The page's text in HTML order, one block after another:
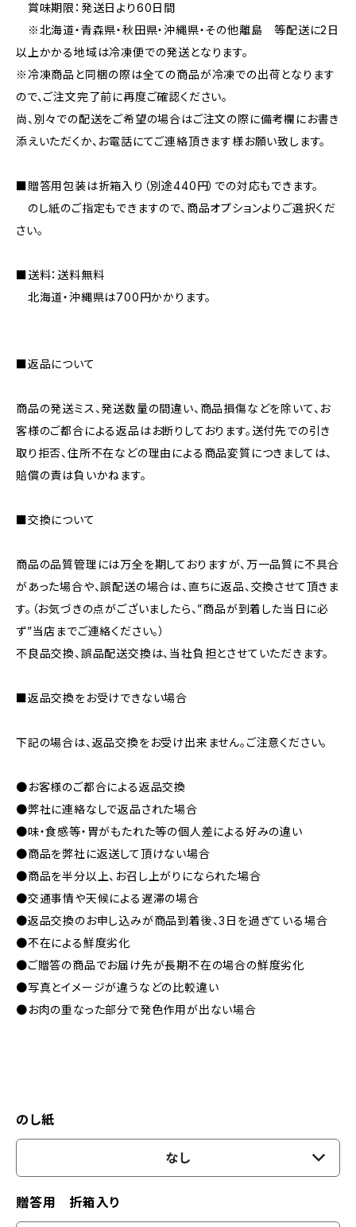
賞味期限：発送日より60日間
※北海道・青森県・秋田県・沖縄県・その他離島 等配送に2日
以上かかる地域は冷凍便での発送となります。
※冷凍商品と同梱の際は全ての商品が冷凍での出荷となります
ので、ご注文完了前に再度ご確認ください。
尚、別々での配送をご希望の場合はご注文の際に備考欄にお書き
添えいただくか、お電話にてご連絡頂きます様お願い致します。
■贈答用包装は折箱入り（別途440円）での対応もできます。
のし紙のご指定もできますので、商品オプションよりご選択くだ
さい。
■送料：送料無料
北海道・沖縄県は700円かかります。
■返品について
商品の発送ミス、発送数量の間違い、商品損傷などを除いて、お
客様のご都合による返品はお断りしております。送付先での引き
取り拒否、住所不在などの理由による商品変質につきましては、
賠償の責は負いかねます。
■交換について
商品の品質管理には万全を期しておりますが、万一品質に不具合
があった場合や、誤配送の場合は、直ちに返品、交換させて頂きま
す。（お気づきの点がございましたら、”商品が到着した当日に必
ず”当店までご連絡ください。）
不良品交換、誤品配送交換は、当社負担とさせていただきます。
■返品交換をお受けできない場合
下記の場合は、返品交換をお受け出来ません。ご注意ください。
●お客様のご都合による返品交換
●弊社に連絡なしで返品された場合
●味・食感等・胃がもたれた等の個人差による好みの違い
●商品を弊社に返送して頂けない場合
●商品を半分以上、お召し上がりになられた場合
●交通事情や天候による遅滞の場合
●返品交換のお申し込みが商品到着後、3日を過ぎている場合
●不在による鮮度劣化
●ご贈答の商品でお届け先が長期不在の場合の鮮度劣化
●写真とイメージが違うなどの比較違い
●お肉の重なった部分で発色作用が出ない場合
のし紙
なし
贈答用 折箱入り